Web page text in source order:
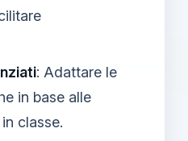
: Adattare le
in base alle
classe.